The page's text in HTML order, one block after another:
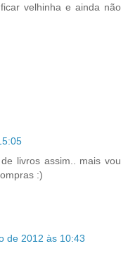
velhinha e ainda não
livros assim.. mais vou
:)
de 2012 às 10:43